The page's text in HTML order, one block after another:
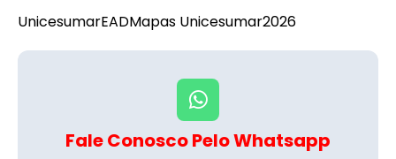
UnicesumarEADMapas Unicesumar2026
Fale Conosco Pelo Whatsapp